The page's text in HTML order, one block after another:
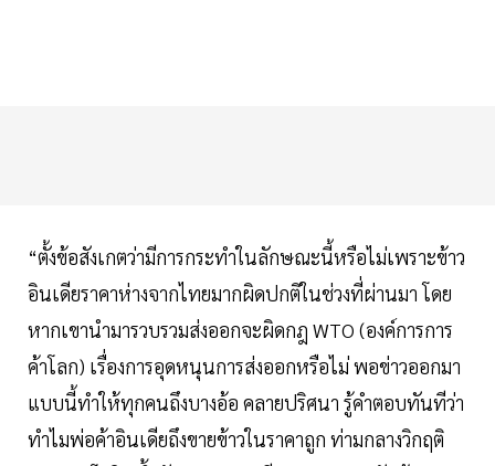
“ตั้งข้อสังเกตว่ามีการกระทำในลักษณะนี้หรือไม่เพราะข้าว
อินเดียราคาห่างจากไทยมากผิดปกติในช่วงที่ผ่านมา โดย
หากเขานำมารวบรวมส่งออกจะผิดกฎ WTO (องค์การการ
ค้าโลก) เรื่องการอุดหนุนการส่งออกหรือไม่ พอข่าวออกมา
แบบนี้ทำให้ทุกคนถึงบางอ้อ คลายปริศนา รู้คำตอบทันทีว่า
ทำไมพ่อค้าอินเดียถึงขายข้าวในราคาถูก ท่ามกลางวิกฤติ